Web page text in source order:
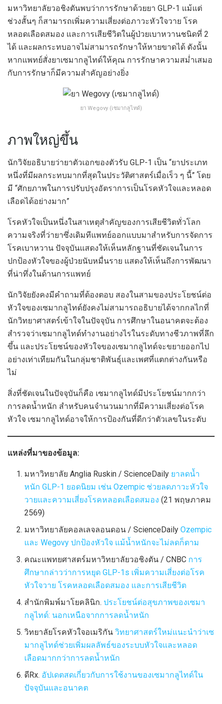
มหาวิทยาลัยวอชิงตันพบว่าการรักษาด้วยยา GLP-1 แม้แต่
ช่วงสั้นๆ ก็สามารถเพิ่มความเสี่ยงต่อภาวะหัวใจวาย โรค
หลอดเลือดสมอง และการเสียชีวิตในผู้ป่วยเบาหวานชนิดที่ 2
ได้ และผลกระทบอาจไม่สามารถรักษาให้หายขาดได้ ดังนั้น
หากแพทย์สั่งยาเซมากลูไทด์ให้คุณ การรักษาความสม่ำเสมอ
กับการรักษาก็มีความสำคัญอย่างยิ่ง
ยา Wegovy (เซมากลูไทด์)
ภาพใหญ่ขึ้น
นักวิจัยอธิบายว่ายาตัวเอกของตัวรับ GLP-1 เป็น “ยาประเภท
หนึ่งที่มีผลกระทบมากที่สุดในประวัติศาสตร์เมื่อเร็ว ๆ นี้” โดย
มี “ศักยภาพในการปรับปรุงอัตราการเป็นโรคหัวใจและหลอด
เลือดได้อย่างมาก”
โรคหัวใจเป็นหนึ่งในสาเหตุสำคัญของการเสียชีวิตทั่วโลก
ความจริงที่ว่ายาซึ่งเดิมทีแพทย์ออกแบบมาสำหรับการจัดการ
โรคเบาหวาน ปัจจุบันแสดงให้เห็นหลักฐานที่ชัดเจนในการ
ปกป้องหัวใจของผู้ป่วยนับหมื่นราย แสดงให้เห็นถึงการพัฒนา
ที่น่าทึ่งในด้านการแพทย์
นักวิจัยยังคงมีคำถามที่ต้องตอบ สองในสามของประโยชน์ต่อ
หัวใจของเซมากลูไทด์ยังคงไม่สามารถอธิบายได้จากกลไกที่
นักวิทยาศาสตร์เข้าใจในปัจจุบัน การศึกษาในอนาคตจะต้อง
สำรวจว่าเซมากลูไทด์ทำงานอย่างไรในระดับทางชีวภาพที่ลึก
ขึ้น และประโยชน์ของหัวใจของเซมากลูไทด์จะขยายออกไป
อย่างเท่าเทียมกันในกลุ่มชาติพันธุ์และเพศที่แตกต่างกันหรือ
ไม่
สิ่งที่ชัดเจนในปัจจุบันก็คือ เซมากลูไทด์มีประโยชน์มากกว่า
การลดน้ำหนัก สำหรับคนจำนวนมากที่มีความเสี่ยงต่อโรค
หัวใจ เซมากลูไทด์อาจให้การป้องกันที่ดีกว่าตัวเลขในระดับ
แหล่งที่มาของข้อมูล:
มหาวิทยาลัย Anglia Ruskin / ScienceDaily ยาลดน้ำ
หนัก GLP-1 ยอดนิยม เช่น Ozempic ช่วยลดภาวะหัวใจ
วายและความเสี่ยงโรคหลอดเลือดสมอง (21 พฤษภาคม
2569)
มหาวิทยาลัยคอลเลจลอนดอน / ScienceDailyOzempic
และ Wegovy ปกป้องหัวใจ แม้น้ำหนักจะไม่ลดก็ตาม
คณะแพทยศาสตร์มหาวิทยาลัยวอชิงตัน / CNBC การ
ศึกษากล่าวว่าการหยุด GLP-1s เพิ่มความเสี่ยงต่อโรค
หัวใจวาย โรคหลอดเลือดสมอง และการเสียชีวิต
สำนักพิมพ์มาโยคลินิก.ประโยชน์ต่อสุขภาพของเซมา
กลูไทด์: นอกเหนือจากการลดน้ำหนัก
วิทยาลัยโรคหัวใจอเมริกันวิทยาศาสตร์ใหม่แนะนำว่าเซ
มากลูไทด์ช่วยเพิ่มผลลัพธ์ของระบบหัวใจและหลอด
เลือดมากกว่าการลดน้ำหนัก
ดีRx. อัปเดตสดเกี่ยวกับการใช้งานของเซมากลูไทด์ใน
ปัจจุบันและอนาคต